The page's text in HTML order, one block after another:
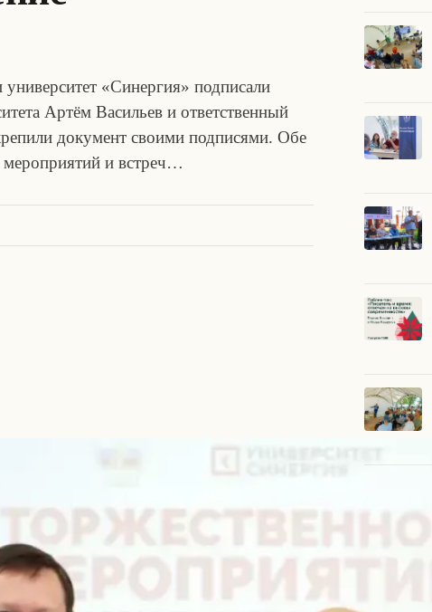
«Синергия» подписали
Артём Васильев и ответственный
документ своими подписями. Обе
мероприятий и встреч…